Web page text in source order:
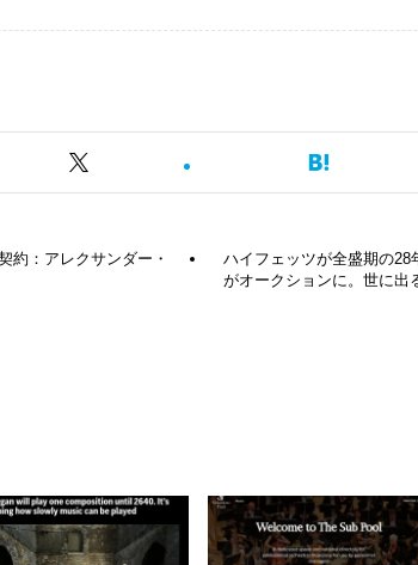
約：アレクサンダー・
ハイフェッツが全盛期の28
がオークションに。世に出